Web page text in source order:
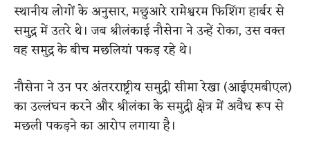
स्थानीय लोगों के अनुसार, मछुआरे रामेश्वरम फिशिंग हार्बर से
समुद्र में उतरे थे। जब श्रीलंकाई नौसेना ने उन्हें रोका, उस वक्त
वह समुद्र के बीच मछलियां पकड़ रहे थे।
नौसेना ने उन पर अंतरराष्ट्रीय समुद्री सीमा रेखा (आईएमबीएल)
का उल्लंघन करने और श्रीलंका के समुद्री क्षेत्र में अवैध रूप से
मछली पकड़ने का आरोप लगाया है।